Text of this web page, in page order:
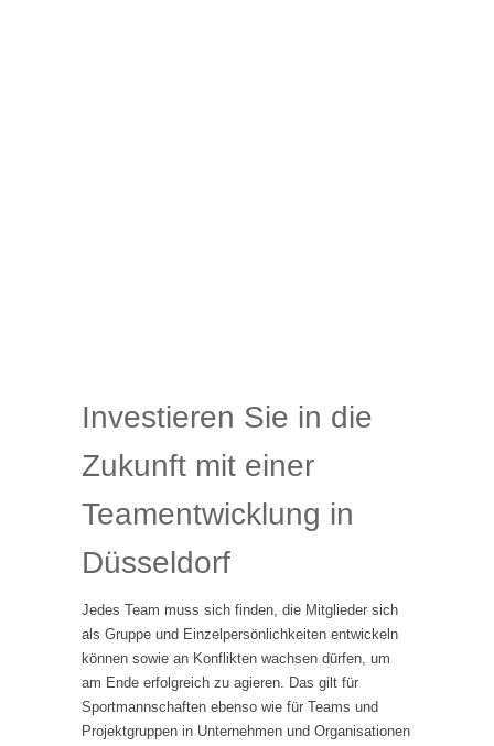
Investieren Sie in die
Zukunft mit einer
Teamentwicklung in
Düsseldorf
Jedes Team muss sich finden, die Mitglieder sich
als Gruppe und Einzelpersönlichkeiten entwickeln
können sowie an Konflikten wachsen dürfen, um
am Ende erfolgreich zu agieren. Das gilt für
Sportmannschaften ebenso wie für Teams und
Projektgruppen in Unternehmen und Organisationen